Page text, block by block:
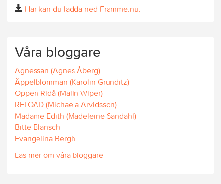
Här kan du ladda ned Framme.nu.
Våra bloggare
Agnessan (Agnes Åberg)
Äppelblomman (Karolin Grunditz)
Öppen Ridå (Malin Wiper)
RELOAD (Michaela Arvidsson)
Madame Edith (Madeleine Sandahl)
Bitte Blansch
Evangelina Bergh
Läs mer om våra bloggare